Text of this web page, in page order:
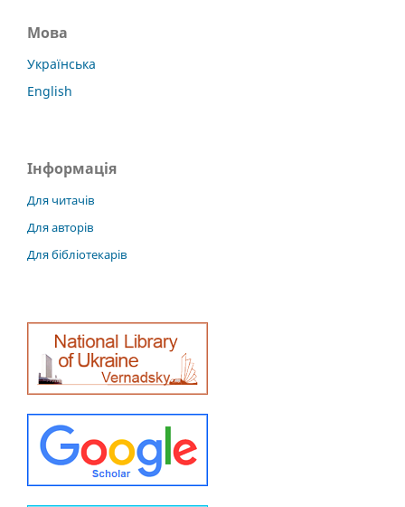
Мова
Українська
English
Інформація
Для читачів
Для авторів
Для бібліотекарів